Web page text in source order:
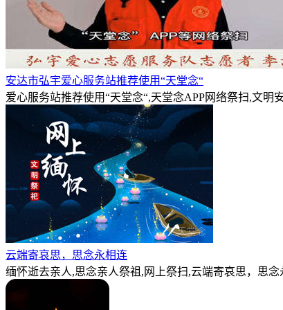
安达市弘宇爱心服务站推荐使用“天堂念“
爱心服务站推荐使用“天堂念“,天堂念APP网络祭扫,文
云端寄哀思，思念永相连
缅怀逝去亲人,思念亲人祭祖,网上祭扫,云端寄哀思，思